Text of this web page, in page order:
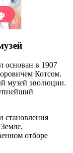
основан в 1907
Котсом.
музей эволюции.
становления
отборе